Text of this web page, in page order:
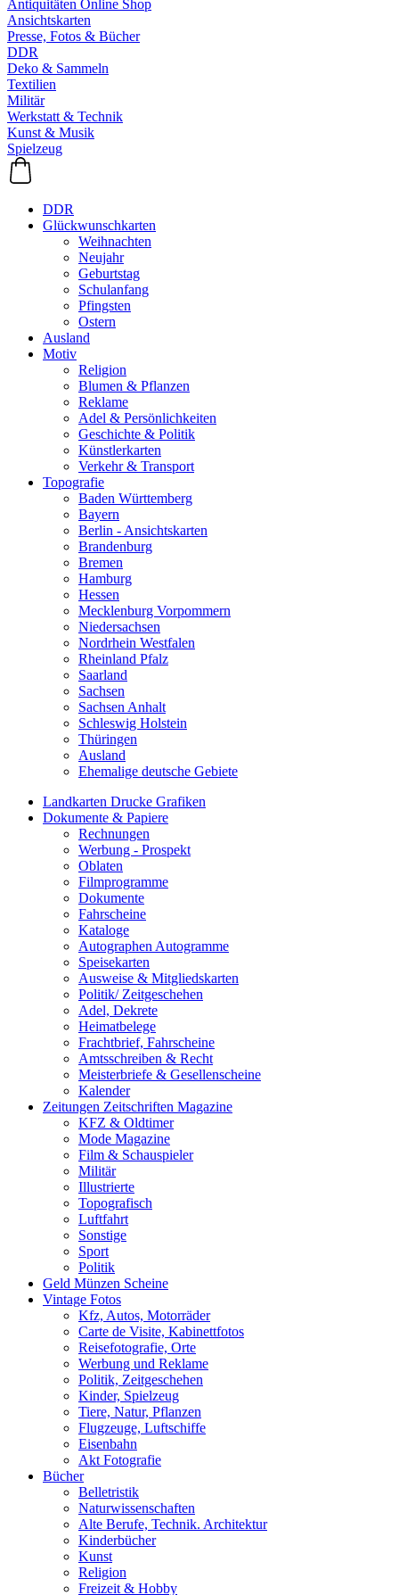
Antiquitäten Online Shop
Ansichtskarten
Presse, Fotos & Bücher
DDR
Deko & Sammeln
Textilien
Militär
Werkstatt & Technik
Kunst & Musik
Spielzeug
DDR
Glückwunschkarten
Weihnachten
Neujahr
Geburtstag
Schulanfang
Pfingsten
Ostern
Ausland
Motiv
Religion
Blumen & Pflanzen
Reklame
Adel & Persönlichkeiten
Geschichte & Politik
Künstlerkarten
Verkehr & Transport
Topografie
Baden Württemberg
Bayern
Berlin - Ansichtskarten
Brandenburg
Bremen
Hamburg
Hessen
Mecklenburg Vorpommern
Niedersachsen
Nordrhein Westfalen
Rheinland Pfalz
Saarland
Sachsen
Sachsen Anhalt
Schleswig Holstein
Thüringen
Ausland
Ehemalige deutsche Gebiete
Landkarten Drucke Grafiken
Dokumente & Papiere
Rechnungen
Werbung - Prospekt
Oblaten
Filmprogramme
Dokumente
Fahrscheine
Kataloge
Autographen Autogramme
Speisekarten
Ausweise & Mitgliedskarten
Politik/ Zeitgeschehen
Adel, Dekrete
Heimatbelege
Frachtbrief, Fahrscheine
Amtsschreiben & Recht
Meisterbriefe & Gesellenscheine
Kalender
Zeitungen Zeitschriften Magazine
KFZ & Oldtimer
Mode Magazine
Film & Schauspieler
Militär
Illustrierte
Topografisch
Luftfahrt
Sonstige
Sport
Politik
Geld Münzen Scheine
Vintage Fotos
Kfz, Autos, Motorräder
Carte de Visite, Kabinettfotos
Reisefotografie, Orte
Werbung und Reklame
Politik, Zeitgeschehen
Kinder, Spielzeug
Tiere, Natur, Pflanzen
Flugzeuge, Luftschiffe
Eisenbahn
Akt Fotografie
Bücher
Belletristik
Naturwissenschaften
Alte Berufe, Technik. Architektur
Kinderbücher
Kunst
Religion
Freizeit & Hobby